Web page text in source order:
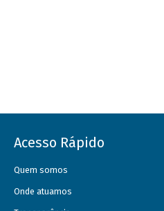
Acesso Rápido
Quem somos
Onde atuamos